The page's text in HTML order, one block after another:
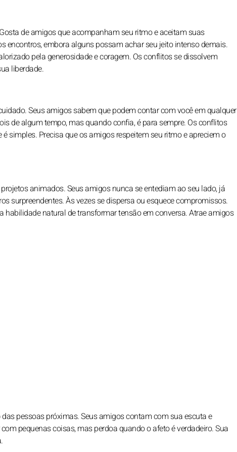
de amigos que acompanham seu ritmo e aceitam suas
encontros, embora alguns possam achar seu jeito intenso demais.
pela generosidade e coragem. Os conflitos se dissolvem
liberdade.
Seus amigos sabem que podem contar com você em qualquer
de algum tempo, mas quando confia, é para sempre. Os conflitos
simples. Precisa que os amigos respeitem seu ritmo e apreciem o
animados. Seus amigos nunca se entediam ao seu lado, já
surpreendentes. Às vezes se dispersa ou esquece compromissos.
natural de transformar tensão em conversa. Atrae amigos
pessoas próximas. Seus amigos contam com sua escuta e
pequenas coisas, mas perdoa quando o afeto é verdadeiro. Sua